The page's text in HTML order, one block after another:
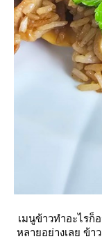
เมนูข้าวทำอะไรก็
หลายอย่างเลย ข้า